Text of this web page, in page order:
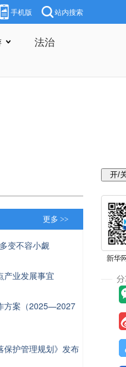
手机版 站内搜索
法治
更多 >>
变不容小觑
产业发展事宜
方案（2025—2027
保护管理规划》发布